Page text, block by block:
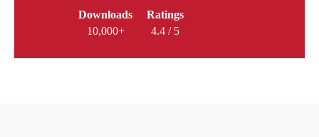
Downloads
10,000+
Ratings
4.4 / 5